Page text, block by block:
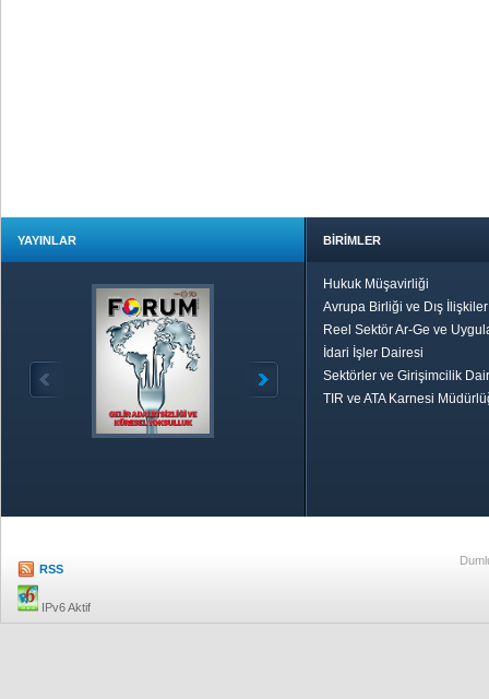
YAYINLAR BİRİMLER
Hukuk Müşavirliği
Avrupa Birliği ve Dış
Reel Sektör Ar-Ge ve
İdari İşler Dairesi
Sektörler ve Girişimcilik
TIR ve ATA Karnesi
RSS
IPv6 Aktif